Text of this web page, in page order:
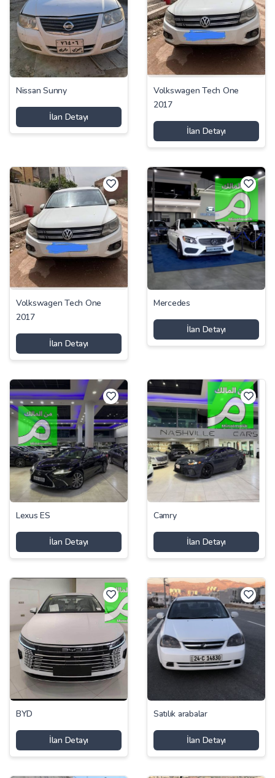
Nissan Sunny
İlan Detayı
Volkswagen Tech One
2017
İlan Detayı
Volkswagen Tech One
2017
İlan Detayı
Mercedes
İlan Detayı
Lexus ES
İlan Detayı
Camry
İlan Detayı
BYD
İlan Detayı
Satılık arabalar
İlan Detayı